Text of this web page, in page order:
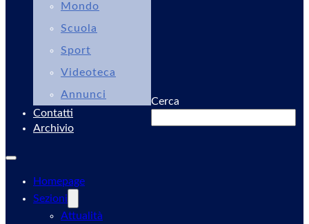
Mondo
Scuola
Sport
Videoteca
Annunci
Contatti
Archivio
Homepage
Sezioni
Attualità
Cerca